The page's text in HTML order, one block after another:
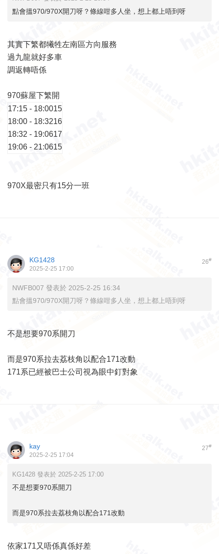
點會搵970/970X開刀呀？條線咁多人坐，想上都上唔到呀
其實下繁都犧牲左南區方向服務
過九龍就好多車
調返轉唔係
970蘇屋下繁開
17:15 - 18:0015
18:00 - 18:3216
18:32 - 19:0617
19:06 - 21:0615
970X最密只有15分一班
26#
KG1428
2025-2-25 17:00
NWFB007 發表於 2025-2-25 16:34
點會搵970/970X開刀呀？條線咁多人坐，想上都上唔到呀
不是想要970系開刀
而是970系拉去荔枝角以配合171改動
171系已經被巴士公司視為眼中釘對象
27#
kay
2025-2-25 17:04
KG1428 發表於 2025-2-25 17:00
不是想要970系開刀
而是970系拉去荔枝角以配合171改動
依家171又唔係真係好差